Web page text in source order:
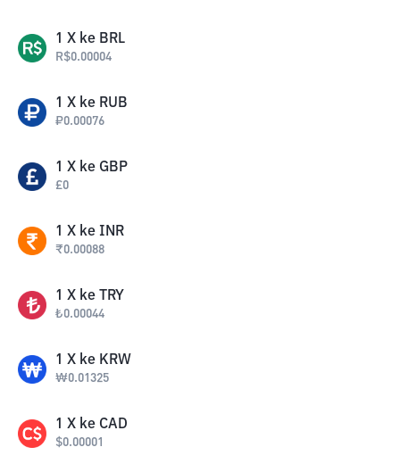
1 X ke BRL
R$0.00004
1 X ke RUB
₽0.00076
1 X ke GBP
£0
1 X ke INR
₹0.00088
1 X ke TRY
₺0.00044
1 X ke KRW
₩0.01325
1 X ke CAD
$0.00001